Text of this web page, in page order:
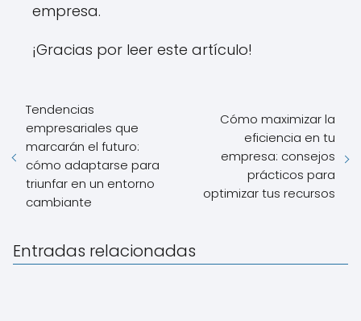
empresa.
¡Gracias por leer este artículo!
Tendencias
empresariales que
marcarán el futuro:
cómo adaptarse para
triunfar en un entorno
cambiante
Cómo maximizar la
eficiencia en tu
empresa: consejos
prácticos para
optimizar tus recursos
Entradas relacionadas